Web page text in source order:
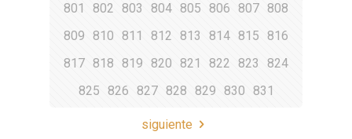
801
802 803 804 805 806 807 808
809
810 811 812 813 814 815
816
817 818 819 820 821 822 823
824
825
826 827 828 829 830 831
siguiente